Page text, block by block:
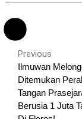
Previous
Ilmuwan
Ditemukan
Tangan
Berusia 1 Juta